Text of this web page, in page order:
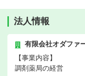
法人情報
有限会社オダファ
【事業内容】
調剤薬局の経営